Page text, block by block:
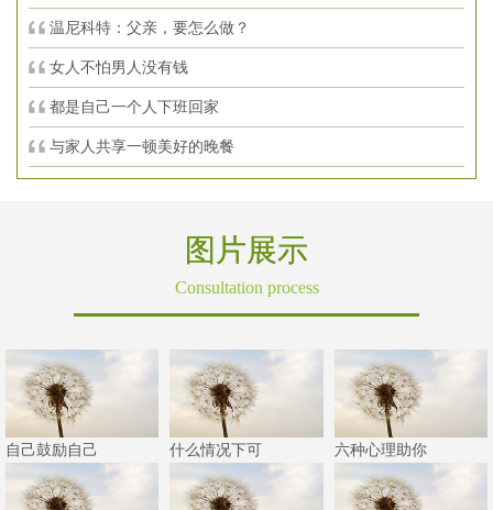
温尼科特：父亲，要怎么做？
女人不怕男人没有钱
都是自己一个人下班回家
与家人共享一顿美好的晚餐
图片展示
Consultation process
自己鼓励自己 什么情况下可 六种心理助你